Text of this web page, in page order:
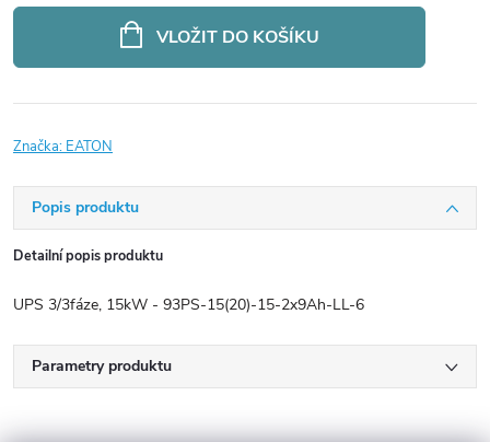
VLOŽIT DO KOŠÍKU
Značka: EATON
Popis produktu
Detailní popis produktu
UPS 3/3fáze, 15kW - 93PS-15(20)-15-2x9Ah-LL-6
Parametry produktu